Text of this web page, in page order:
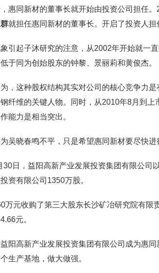
惠同新材的董事长就开始由投资公司担任
就担任惠同新材的董事长。开启了投资人担
引起子沐研究的注意，从2002年开始就一
于同为创始股东的钟黎、景丽莉和黄俊杰。
，这种股权结构其实对公司的核心竞争力
纤维的关键人物。同时，从2010年8月到
能力是相当突出。
吴晓春鸣不平，只是希望惠同新材要尽快进
30日，益阳高新产业发展投资集团有限公司
资有限公司1350万股。
万元收购了第三大股东长沙矿冶研究院有限
元。
阳高新产业发展投资集团有限公司成为惠
生产基地，做大做强。